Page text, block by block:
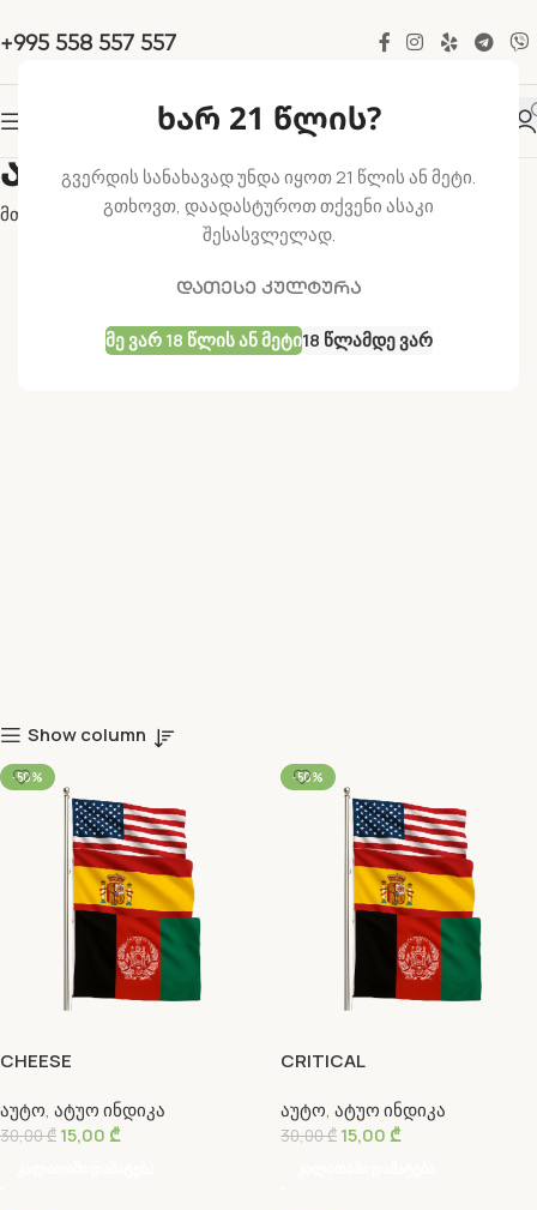
ხარ 21 წლის?
გვერდის სანახავად უნდა იყოთ 21 წლის ან მეტი.
გთხოვთ, დაადასტუროთ თქვენი ასაკი
შესასვლელად.
დათესე კულტურა
Მე Ვარ 18 Წლის Ან Მეტი18 Წლამდე Ვარ
+995 558 557 557
ატუო ინდიკა
მთავარი ატუო ინდიკა
Show column
-50%
CHEESE
აუტო, ატუო ინდიკა
30,00₾ 15,00₾
-50%
CRITICAL
აუტო, ატუო ინდიკა
30,00₾ 15,00₾